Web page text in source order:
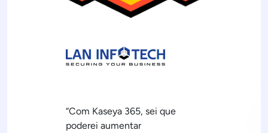
“Com Kaseya 365, sei que
poderei aumentar